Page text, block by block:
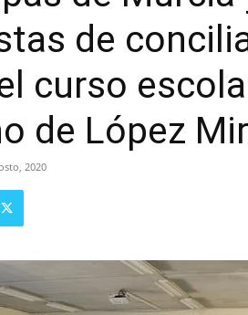
de
curso
de López
2020